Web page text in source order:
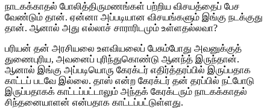
நாடகக்காதல் போலித்திருமணங்கள் பற்றிய விசயத்தைப் பேச
வேண்டும் தான். ஏன்னா அப்படியான விசயங்களும் இங்கு நடக்குது
தான். ஆனால் அது எல்லாச் சாராரிடமும் உள்ளதல்லவா?
பரியன் தன் அரசியலை உளவியலைப் பேசும்போது அவனுக்குத்
துணைபுரிய, அவனைப் புரிந்துகொண்டு ஆனந்த் இருந்தான்.
ஆனால் இங்கு அப்படியொரு கேரக்டர் எதிர்த்தரப்பில் இருப்பதாக
காட்டப் படவே இல்லை. தாஸ் என்ற கேரக்டர் தன் தரப்பில் நட்போடு
இருப்பதாகக் காட்டப்பட்டாலும் அந்தக் கேரக்டரும் நாடகக்காதல்
சிந்தனையாளன் என்பதாக காட்டப்பட்டுள்ளது.